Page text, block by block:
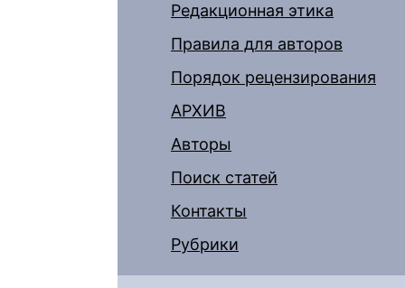
Редакционная этика
Правила для авторов
Порядок рецензирования
АРХИВ
Авторы
Поиск статей
Контакты
Рубрики